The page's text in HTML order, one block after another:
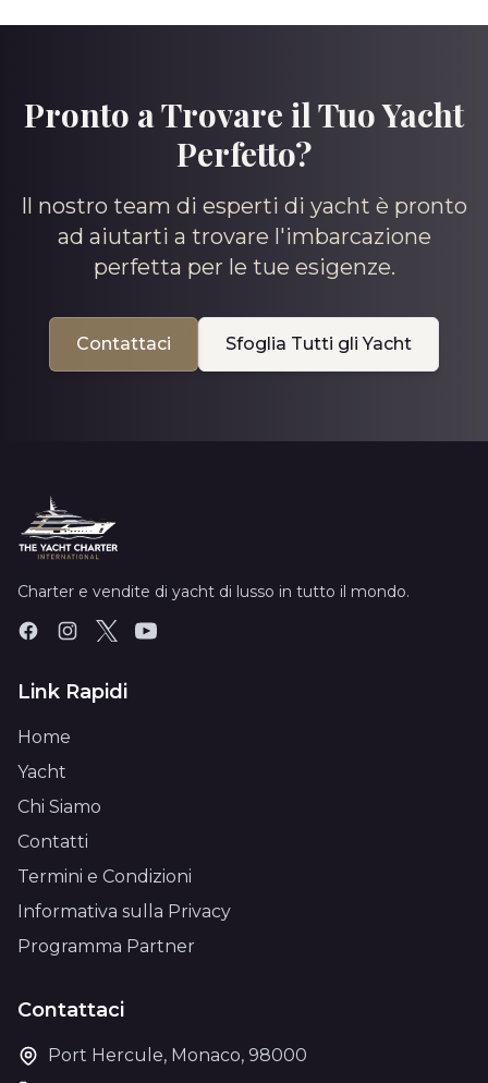
Pronto a Trovare il Tuo Yacht
Perfetto?
Il nostro team di esperti di yacht è pronto
ad aiutarti a trovare l'imbarcazione
perfetta per le tue esigenze.
Contattaci Sfoglia Tutti gli Yacht
Charter e vendite di yacht di lusso in tutto il mondo.
Link Rapidi
Home
Yacht
Chi Siamo
Contatti
Termini e Condizioni
Informativa sulla Privacy
Programma Partner
Contattaci
Port Hercule, Monaco, 98000